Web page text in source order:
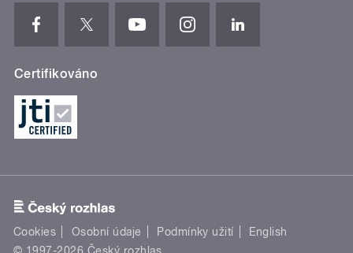
Certifikováno
Cookies Osobní údaje Podmínky užití
English